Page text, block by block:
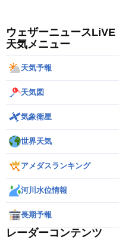
ウェザーニュースLiVE
天気メニュー
天気予報
天気図
気象衛星
世界天気
アメダスランキング
河川水位情報
長期予報
レーダーコンテンツ